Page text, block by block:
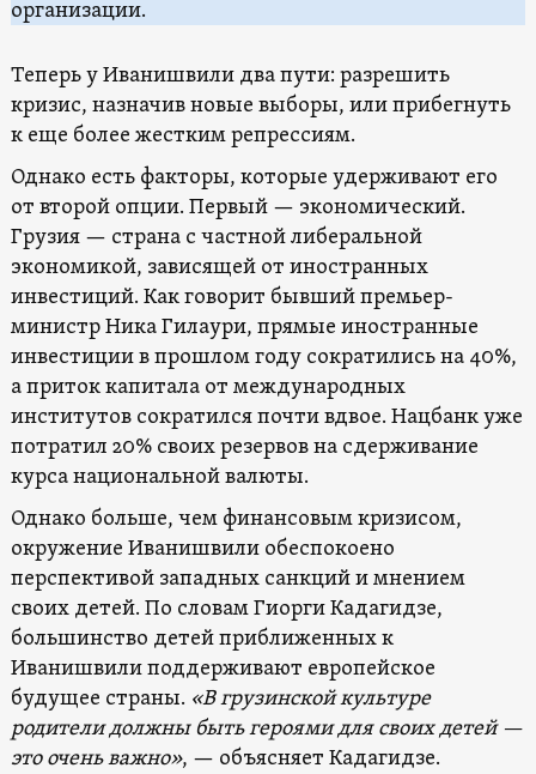
организации.
Теперь у Иванишвили два пути: разрешить
кризис, назначив новые выборы, или прибегнуть
к еще более жестким репрессиям.
Однако есть факторы, которые удерживают его
от второй опции. Первый — экономический.
Грузия — страна с частной либеральной
экономикой, зависящей от иностранных
инвестиций. Как говорит бывший премьер-
министр Ника Гилаури, прямые иностранные
инвестиции в прошлом году сократились на 40%,
а приток капитала от международных
институтов сократился почти вдвое. Нацбанк уже
потратил 20% своих резервов на сдерживание
курса национальной валюты.
Однако больше, чем финансовым кризисом,
окружение Иванишвили обеспокоено
перспективой западных санкций и мнением
своих детей. По словам Гиорги Кадагидзе,
большинство детей приближенных к
Иванишвили поддерживают европейское
будущее страны. «В грузинской культуре
родители должны быть героями для своих детей —
это очень важно», — объясняет Кадагидзе.